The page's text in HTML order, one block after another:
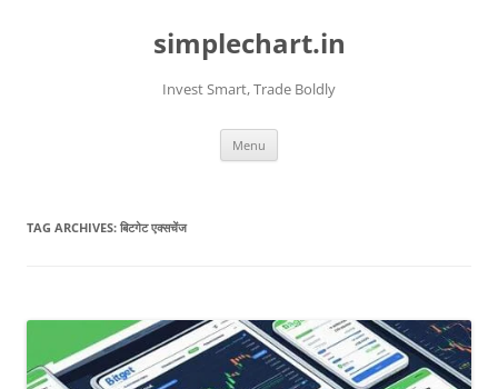
simplechart.in
Invest Smart, Trade Boldly
Menu
TAG ARCHIVES: बिटगेट एक्सचेंज